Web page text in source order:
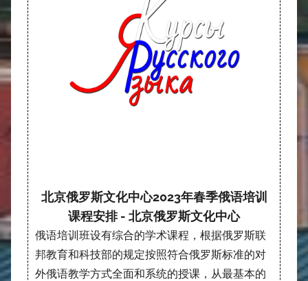
北京俄罗斯文化中心2023年春季俄语培训
课程安排 - 北京俄罗斯文化中心
俄语培训班设有综合的学术课程，根据俄罗斯联
邦教育和科技部的规定按照符合俄罗斯标准的对
外俄语教学方式全面和系统的授课，从最基本的